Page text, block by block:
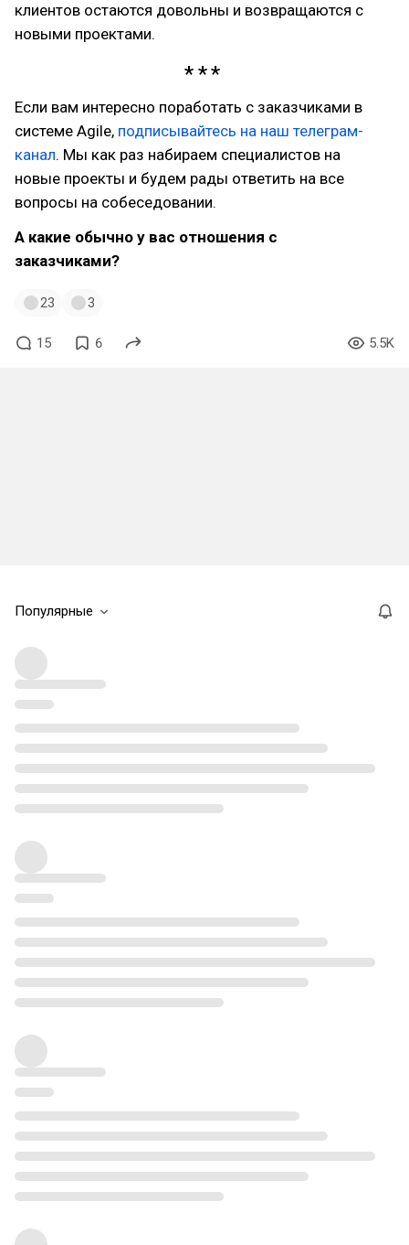
клиентов остаются довольны и возвращаются с
новыми проектами.
Если вам интересно поработать с заказчиками в
системе Agile, подписывайтесь на наш телеграм-
канал. Мы как раз набираем специалистов на
новые проекты и будем рады ответить на все
вопросы на собеседовании.
А какие обычно у вас отношения с
заказчиками?
23 3
15 6 5.5K
Популярные